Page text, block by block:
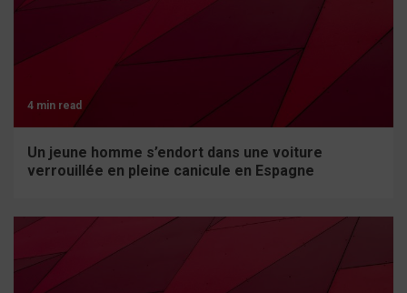
4 min read
Un jeune homme s’endort dans une voiture
verrouillée en pleine canicule en Espagne